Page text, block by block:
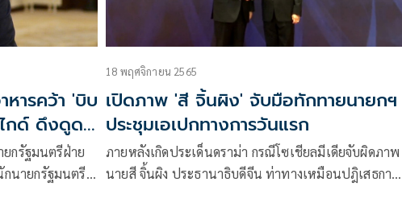
หารคว้า 'บิบ
กด์ ดึงดูด
ฐกิจ
กรัฐมนตรีฝ่าย
นายกรัฐมนตรี
18 พฤศจิกายน 2565
เปิดภาพ 'สี จิ้นผิง' จับมือทักทายนายกฯ
ประชุมเอเปกทางการวันแรก
ภายหลังเกิดประเด็นดราม่า กรณีโซเชียลมีเดียจับผิดภาพ
นายสี จิ้นผิง ประธานาธิบดีจีน ท่าทางเหมือนปฎิเสธการ